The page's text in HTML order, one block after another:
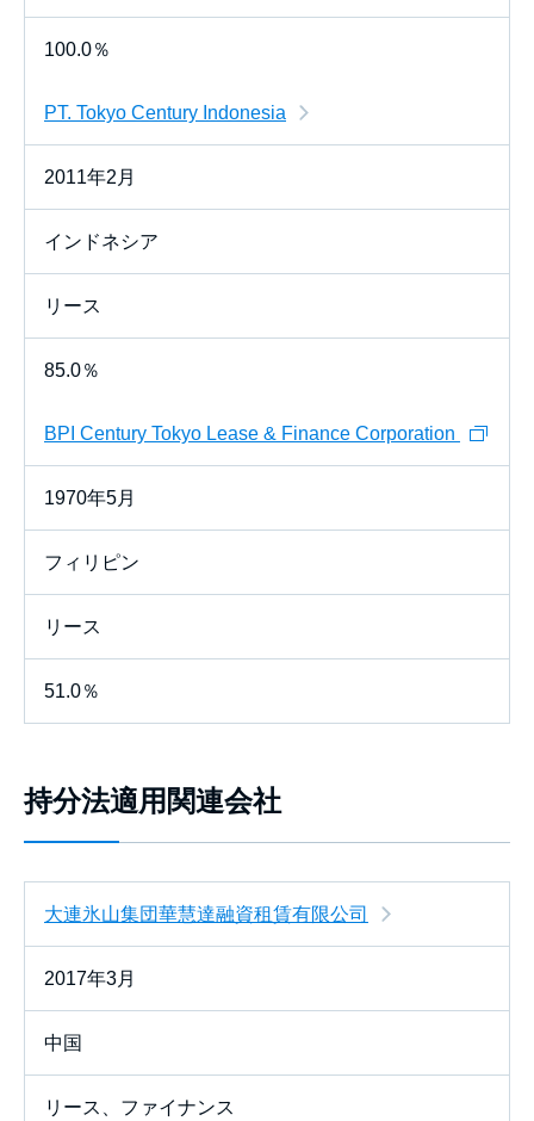
100.0％
PT. Tokyo Century Indonesia
2011年2月
インドネシア
リース
85.0％
BPI Century Tokyo Lease & Finance Corporation
1970年5月
フィリピン
リース
51.0％
持分法適用関連会社
大連氷山集団華慧達融資租賃有限公司
2017年3月
中国
リース、ファイナンス